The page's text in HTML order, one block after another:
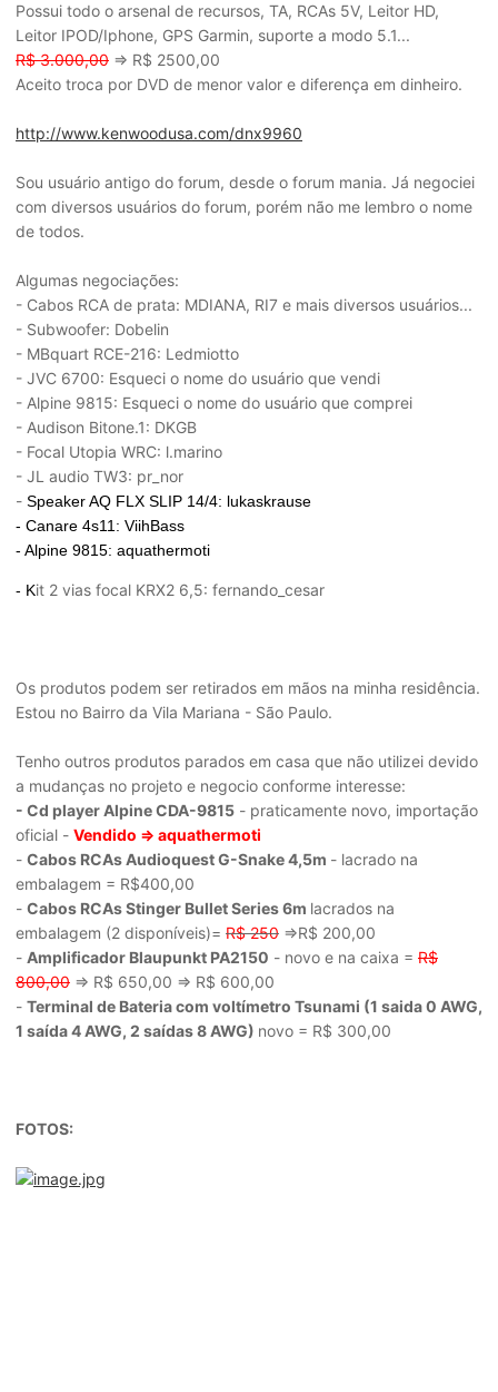
Possui todo o arsenal de recursos, TA, RCAs 5V, Leitor HD,
Leitor IPOD/Iphone, GPS Garmin, suporte a modo 5.1...
R$ 3.000,00 => R$ 2500,00
Aceito troca por DVD de menor valor e diferença em dinheiro.
http://www.kenwoodusa.com/dnx9960
Sou usuário antigo do forum, desde o forum mania. Já negociei
com diversos usuários do forum, porém não me lembro o nome
de todos.
Algumas negociações:
- Cabos RCA de prata: MDIANA, RI7 e mais diversos usuários...
- Subwoofer: Dobelin
- MBquart RCE-216: Ledmiotto
- JVC 6700: Esqueci o nome do usuário que vendi
- Alpine 9815: Esqueci o nome do usuário que comprei
- Audison Bitone.1: DKGB
- Focal Utopia WRC: l.marino
- JL audio TW3: pr_nor
- Speaker AQ FLX SLIP 14/4: lukaskrause
- Canare 4s11: ViihBass
- Alpine 9815: aquathermoti
- Kit 2 vias focal KRX2 6,5: fernando_cesar
Os produtos podem ser retirados em mãos na minha residência.
Estou no Bairro da Vila Mariana - São Paulo.
Tenho outros produtos parados em casa que não utilizei devido
a mudanças no projeto e negocio conforme interesse:
- Cd player Alpine CDA-9815 - praticamente novo, importação
oficial - Vendido => aquathermoti
- Cabos RCAs Audioquest G-Snake 4,5m - lacrado na
embalagem = R$400,00
- Cabos RCAs Stinger Bullet Series 6m lacrados na
embalagem (2 disponíveis)= R$ 250 =>R$ 200,00
- Amplificador Blaupunkt PA2150 - novo e na caixa = R$
800,00 => R$ 650,00 => R$ 600,00
- Terminal de Bateria com voltímetro Tsunami (1 saida 0 AWG,
1 saída 4 AWG, 2 saídas 8 AWG) novo = R$ 300,00
FOTOS: